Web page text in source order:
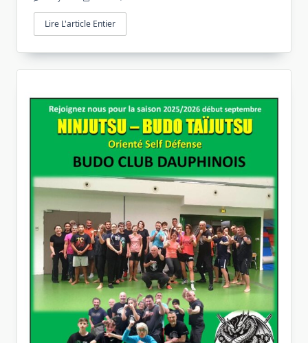
Lire L'article Entier